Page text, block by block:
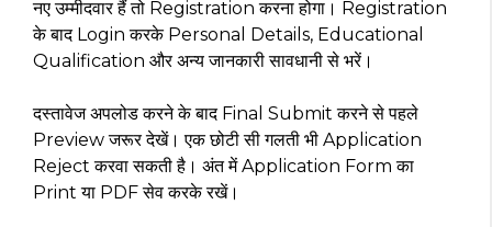
नए उम्मीदवार हैं तो Registration करना होगा। Registration
के बाद Login करके Personal Details, Educational
Qualification और अन्य जानकारी सावधानी से भरें।
दस्तावेज अपलोड करने के बाद Final Submit करने से पहले
Preview जरूर देखें। एक छोटी सी गलती भी Application
Reject करवा सकती है। अंत में Application Form का
Print या PDF सेव करके रखें।